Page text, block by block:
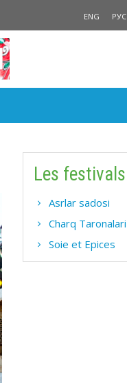
ENG РУС
Les festivals
Asrlar sadosi
Charq Taronalari
Soie et Epices